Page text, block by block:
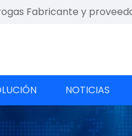
Fabricante y
NOTICIAS